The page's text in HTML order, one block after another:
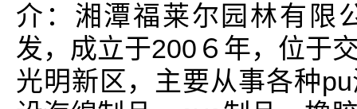
介：湘潭福莱尔园林有限
发，成立于200６年，位于
光明新区，主要从事各种